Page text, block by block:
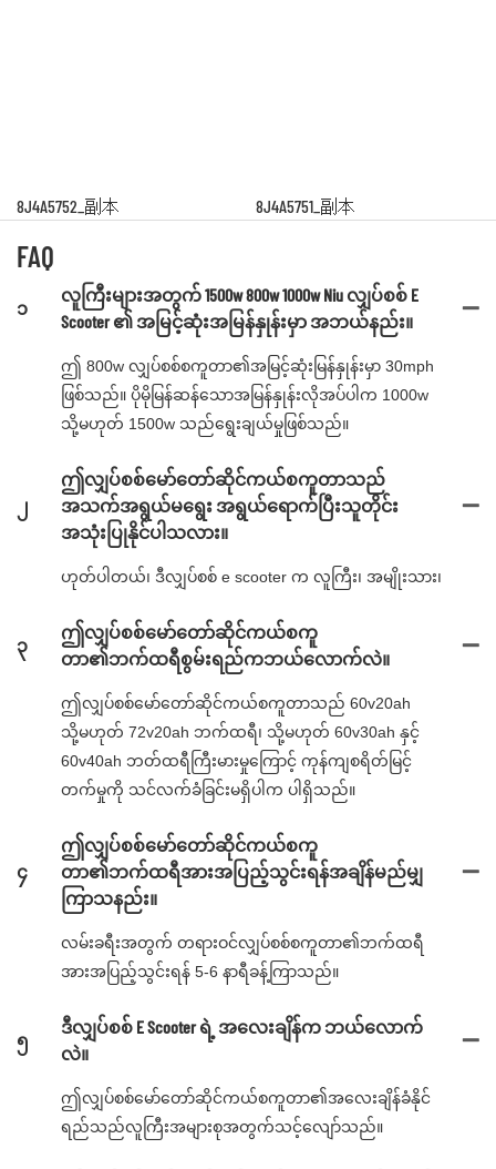
8J4A5752_副本 8J4A5751_副本
FAQ
၁
လူကြီးများအတွက် 1500w 800w 1000w Niu လျှပ်စစ် E
Scooter ၏ အမြင့်ဆုံးအမြန်နှုန်းမှာ အဘယ်နည်း။
ဤ 800w လျှပ်စစ်စကူတာ၏အမြင့်ဆုံးမြန်နှုန်းမှာ 30mph
ဖြစ်သည်။ ပိုမိုမြန်ဆန်သောအမြန်နှုန်းလိုအပ်ပါက 1000w
သို့မဟုတ် 1500w သည်ရွေးချယ်မှုဖြစ်သည်။
၂
ဤလျှပ်စစ်မော်တော်ဆိုင်ကယ်စကူတာသည်
အသက်အရွယ်မရွေး အရွယ်ရောက်ပြီးသူတိုင်း
အသုံးပြုနိုင်ပါသလား။
ဟုတ်ပါတယ်၊ ဒီလျှပ်စစ် e scooter က လူကြီး၊ အမျိုးသား၊
၃
ဤလျှပ်စစ်မော်တော်ဆိုင်ကယ်စကူ
တာ၏ဘက်ထရီစွမ်းရည်ကဘယ်လောက်လဲ။
ဤလျှပ်စစ်မော်တော်ဆိုင်ကယ်စကူတာသည် 60v20ah
သို့မဟုတ် 72v20ah ဘက်ထရီ၊ သို့မဟုတ် 60v30ah နှင့်
60v40ah ဘတ်ထရီကြီးမားမှုကြောင့် ကုန်ကျစရိတ်မြင့်
တက်မှုကို သင်လက်ခံခြင်းမရှိပါက ပါရှိသည်။
၄
ဤလျှပ်စစ်မော်တော်ဆိုင်ကယ်စကူ
တာ၏ဘက်ထရီအားအပြည့်သွင်းရန်အချိန်မည်မျှ
ကြာသနည်း။
လမ်းခရီးအတွက် တရားဝင်လျှပ်စစ်စကူတာ၏ဘက်ထရီ
အားအပြည့်သွင်းရန် 5-6 နာရီခန့်ကြာသည်။
၅
ဒီလျှပ်စစ် E Scooter ရဲ့ အလေးချိန်က ဘယ်လောက်
လဲ။
ဤလျှပ်စစ်မော်တော်ဆိုင်ကယ်စကူတာ၏အလေးချိန်ခံနိုင်
ရည်သည်လူကြီးအများစုအတွက်သင့်လျော်သည်။